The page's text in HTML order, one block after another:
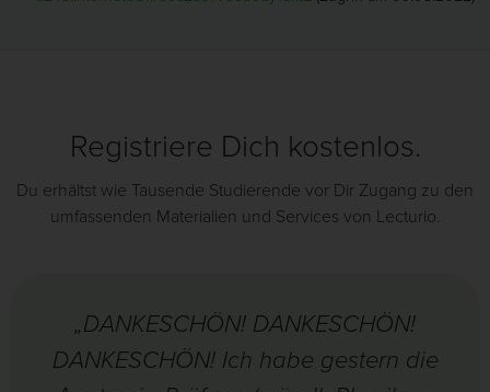
Registriere Dich kostenlos.
Du erhältst wie Tausende Studierende vor Dir Zugang zu den
umfassenden Materialien und Services von Lecturio.
„DANKESCHÖN! DANKESCHÖN!
DANKESCHÖN! Ich habe gestern die